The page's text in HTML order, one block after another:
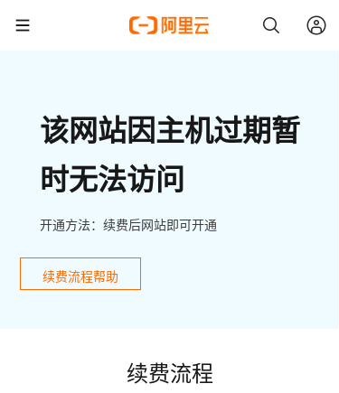
该网站因主机过期暂
时无法访问
开通方法：续费后网站即可开通
续费流程帮助
续费流程